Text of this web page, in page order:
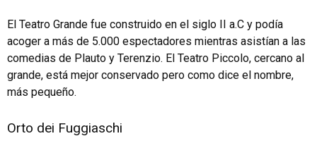
El Teatro Grande fue construido en el siglo II a.C y podía
acoger a más de 5.000 espectadores mientras asistían a las
comedias de Plauto y Terenzio. El Teatro Piccolo, cercano al
grande, está mejor conservado pero como dice el nombre,
más pequeño.
Orto dei Fuggiaschi